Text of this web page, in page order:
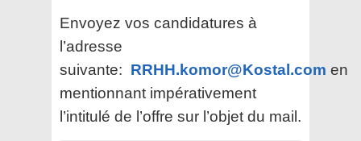
Envoyez vos candidatures à
l’adresse
suivante: RRHH.komor@Kostal.com en
mentionnant impérativement
l’intitulé de l’offre sur l’objet du mail.